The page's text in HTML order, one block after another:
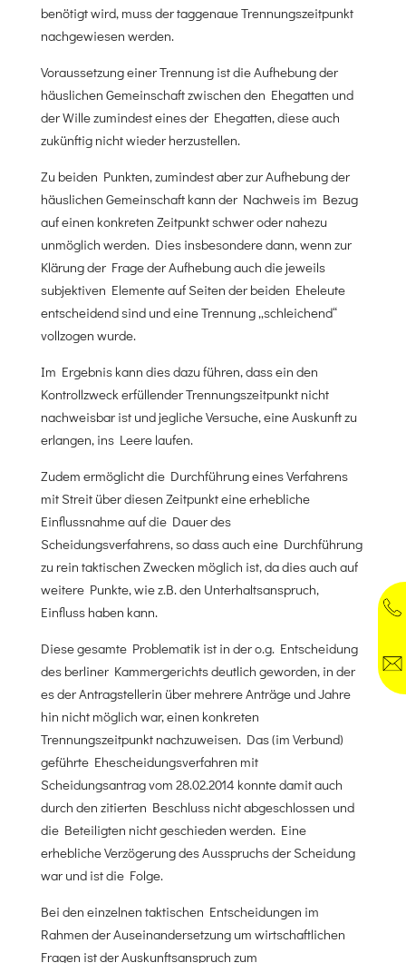
benötigt wird, muss der taggenaue Trennungszeitpunkt
nachgewiesen werden.
Voraussetzung einer Trennung ist die Aufhebung der
häuslichen Gemeinschaft zwischen den Ehegatten und
der Wille zumindest eines der Ehegatten, diese auch
zukünftig nicht wieder herzustellen.
Zu beiden Punkten, zumindest aber zur Aufhebung der
häuslichen Gemeinschaft kann der Nachweis im Bezug
auf einen konkreten Zeitpunkt schwer oder nahezu
unmöglich werden. Dies insbesondere dann, wenn zur
Klärung der Frage der Aufhebung auch die jeweils
subjektiven Elemente auf Seiten der beiden Eheleute
entscheidend sind und eine Trennung „schleichend“
vollzogen wurde.
Im Ergebnis kann dies dazu führen, dass ein den
Kontrollzweck erfüllender Trennungszeitpunkt nicht
nachweisbar ist und jegliche Versuche, eine Auskunft zu
erlangen, ins Leere laufen.
Zudem ermöglicht die Durchführung eines Verfahrens
mit Streit über diesen Zeitpunkt eine erhebliche
Einflussnahme auf die Dauer des
Scheidungsverfahrens, so dass auch eine Durchführung
zu rein taktischen Zwecken möglich ist, da dies auch auf
weitere Punkte, wie z.B. den Unterhaltsanspruch,
Einfluss haben kann.
Diese gesamte Problematik ist in der o.g. Entscheidung
des berliner Kammergerichts deutlich geworden, in der
es der Antragstellerin über mehrere Anträge und Jahre
hin nicht möglich war, einen konkreten
Trennungszeitpunkt nachzuweisen. Das (im Verbund)
geführte Ehescheidungsverfahren mit
Scheidungsantrag vom 28.02.2014 konnte damit auch
durch den zitierten Beschluss nicht abgeschlossen und
die Beteiligten nicht geschieden werden. Eine
erhebliche Verzögerung des Ausspruchs der Scheidung
war und ist die Folge.
Bei den einzelnen taktischen Entscheidungen im
Rahmen der Auseinandersetzung um wirtschaftlichen
Fragen ist der Auskunftsanspruch zum